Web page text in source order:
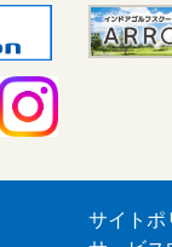
サイトポ